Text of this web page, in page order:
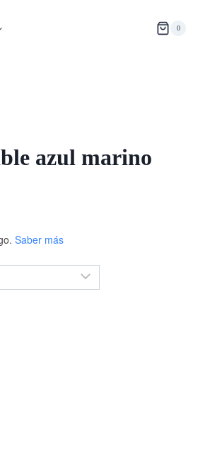
0
azul marino
Saber más